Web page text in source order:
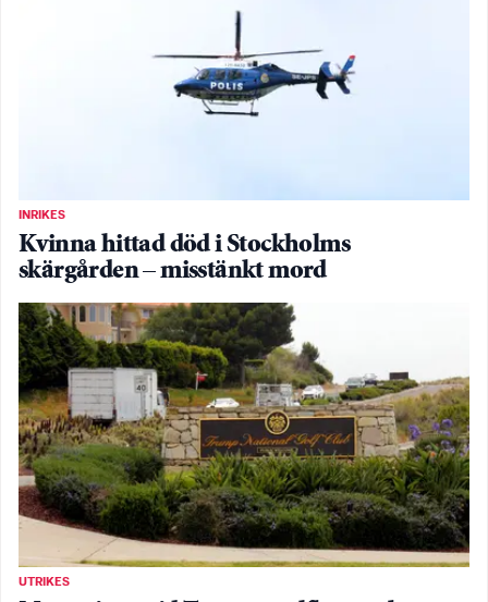
INRIKES
Kvinna hittad död i Stockholms
skärgården – misstänkt mord
UTRIKES